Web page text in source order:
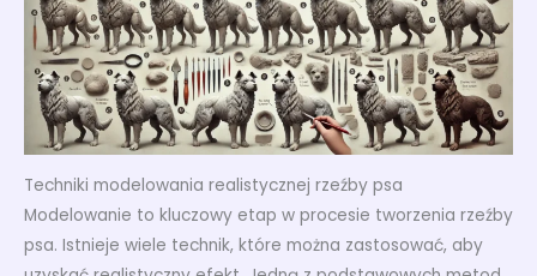
Techniki modelowania realistycznej rzeźby psa
Modelowanie to kluczowy etap w procesie tworzenia rzeźby
psa. Istnieje wiele technik, które można zastosować, aby